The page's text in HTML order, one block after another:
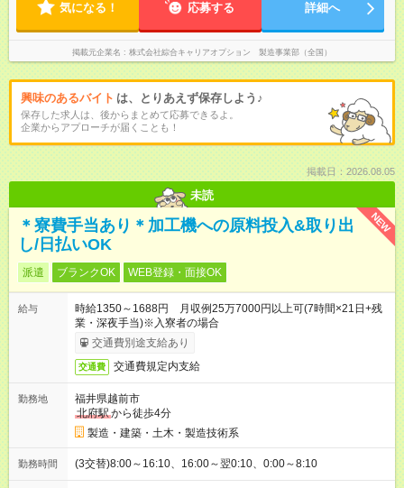
気になる！ 応募する 詳細へ
掲載元企業名 株式会社綜合キャリアオプション 製造事業部（全国）
興味のあるバイト は、とりあえず保存しよう♪
保存した求人は、後からまとめて応募できるよ。
企業からアプローチが届くことも！
掲載日：2026.08.05
未読
NEW
＊寮費手当あり＊加工機への原料投入&取り出
し/日払いOK
派遣 ブランクOK WEB登録・面接OK
給与
時給1350～1688円 月収例25万7000円以上可(7時間×21日+残
業・深夜手当)※入寮者の場合
交通費別途支給あり
交通費 交通費規定内支給
勤務地
福井県越前市
北府駅から徒歩4分
製造・建築・土木・製造技術系
勤務時間 (3交替)8:00～16:10、16:00～翌0:10、0:00～8:10